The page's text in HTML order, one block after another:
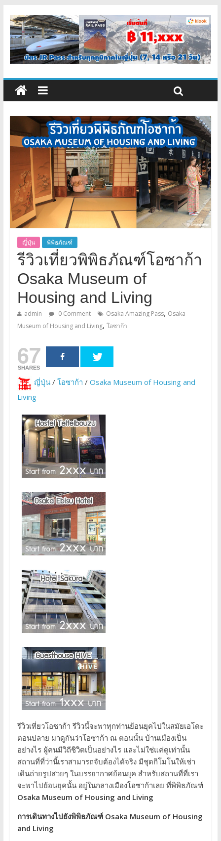
ญี่ปุ่น พิพิธภัณฑ์
รีวิวเที่ยวพิพิธภัณฑ์โอซาก้า
Osaka Museum of
Housing and Living
admin 0 Comment Osaka Amazing Pass, Osaka
Museum of Housing and Living, โอซาก้า
67
SHARES
ญี่ปุ่น/ โอซาก้า / Osaka Museum of Housing and
Living
รีวิวเที่ยวโอซาก้า รีวิวนี้จะพาทุกท่านย้อนยุคไปในสมัยเอโดะ
ตอนปลาย มาดูกันว่าโอซาก้า ณ ตอนนั้น บ้านเมืองเป็น
อย่างไร ผู้คนมีวิถีชิวิตเป็นอย่างไร และไม่ใช่แค่ดูเท่านั้น
สถานที่ที่ว่านี้เราสามารถจับต้องได้จริง มีชุดกิโมโนให้เช่า
เดินถ่ายรูปสวยๆ ในบรรยากาศย้อนยุค สำหรับสถานที่ที่เรา
จะพาไปย้อนยุคนั้น อยู่ในกลางเมืองโอซาก้าเลย ที่พิพิธภัณฑ์
Osaka Museum of Housing and Living
การเดินทางไปยังพิพิธภัณฑ์ Osaka Museum of Housing
and Living